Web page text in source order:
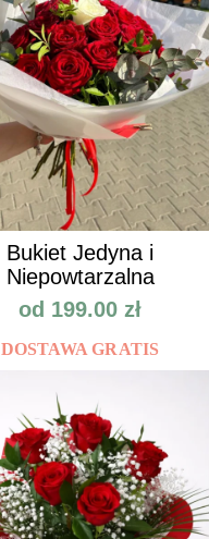
Bukiet Jedyna i
Niepowtarzalna
od 199.00 zł
DOSTAWA GRATIS